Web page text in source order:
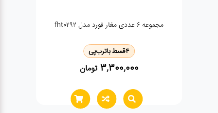
💎 چاقو کابل بر اینکو مدل HPK82001 - تیغه‌ای
4قسط باترب‌پی
480,000 تومان